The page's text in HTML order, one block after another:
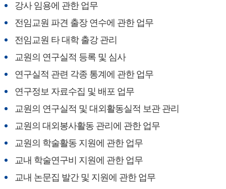
강사 임용에 관한 업무
전임교원 파견 출장 연수에 관한 업무
전임교원 타 대학 출강 관리
교원의 연구실적 등록 및 심사
연구실적 관련 각종 통계에 관한 업무
연구정보 자료수집 및 배포 업무
교원의 연구실적 및 대외활동실적 보관 관리
교원의 대외봉사활동 관리에 관한 업무
교원의 학술활동 지원에 관한 업무
교내 학술연구비 지원에 관한 업무
교내 논문집 발간 및 지원에 관한 업무